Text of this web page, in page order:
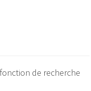
de recherche